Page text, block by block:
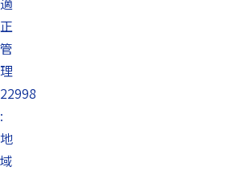
正
管
理
22998
:
地
域